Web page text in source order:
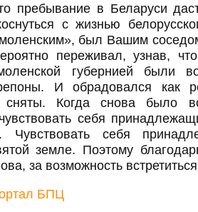
пребывание в Беларуси
с жизнью
был Вашим
переживал, узнав,
губернией были
И обрадовался как
Когда снова было
себя
Чувствовать себя
земле. Поэтому
за возможность
БПЦ